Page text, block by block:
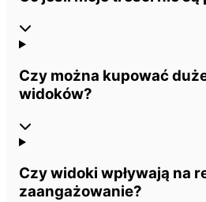
Czy można kupować
widoków?
Czy widoki wpływają na
zaangażowanie?